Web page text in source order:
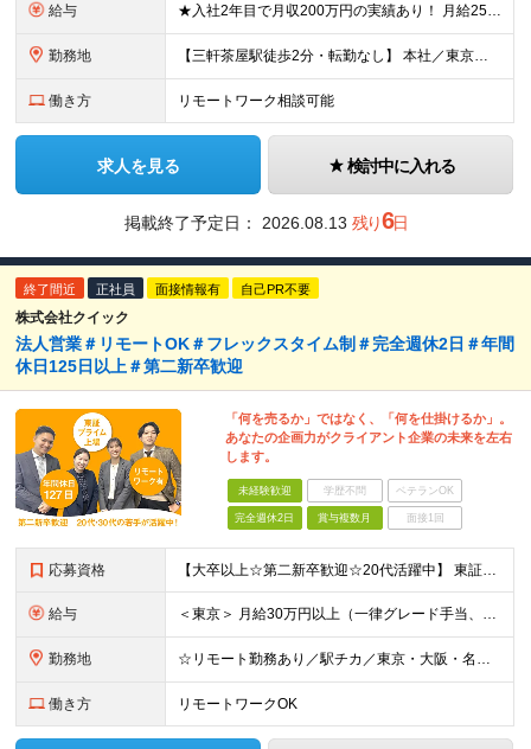
給与 ★入社2年目で月収200万円の実績あり！ 月給25万円～29万円＋毎月支給インセンティブ+賞与年1回 ※上記はあくまで未経験入社の場合の最低保証額です。 ※固定残業代は含んでいません。別途残業代支給
勤務地 【三軒茶屋駅徒歩2分・転勤なし】 本社／東京都世田谷区太子堂4-3-3 クレアーレ三軒茶屋5F ※転勤はありません。 ※U・Iターン歓迎。 ※業務を自立遂行できるようになれば、リモートワークも上長と
働き方 リモートワーク相談可能
求人を見る 検討中に入れる
掲載終了予定日： 2026.08.13 残り6日
終了間近 正社員 面接情報有 自己PR不要
株式会社クイック
法人営業＃リモートOK＃フレックスタイム制＃完全週休2日＃年間
休日125日以上＃第二新卒歓迎
「何を売るか」ではなく、「何を仕掛けるか」。
あなたの企画力がクライアント企業の未来を左右
します。
未経験歓迎 学歴不問 ベテランOK
完全週休2日 賞与複数月 面接1回
応募資格 【大卒以上☆第二新卒歓迎☆20代活躍中】 東証プライム上場／フレックスタイム／年間休日125日以上／リモートワークOK！ 初めての転職という方も大歓迎です！ ◆業種未経験歓迎 ◆職種未経験歓迎 ◆中
給与 ＜東京＞ 月給30万円以上（一律グレード手当、一律営業手当、一律地域手当含む）＋インセンティブ ※時間外労働42時間分を一律グレード手当として7万4117円支給。超過分は別途支給。 また一律営業手当と
勤務地 ☆リモート勤務あり／駅チカ／東京・大阪・名古屋から希望OK☆ ＜東京オフィス＞ 〒107-0052 東京都港区赤坂1-11-30 赤坂一丁目センタービル3階 ＜大阪オフィス＞ 〒530-0018
働き方 リモートワークOK